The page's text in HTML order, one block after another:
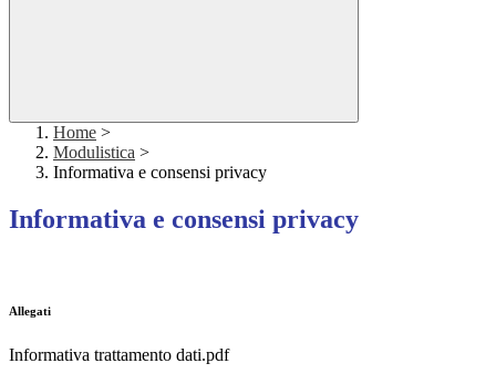
Home >
Modulistica >
Informativa e consensi privacy
Informativa e consensi privacy
Allegati
Informativa trattamento dati.pdf